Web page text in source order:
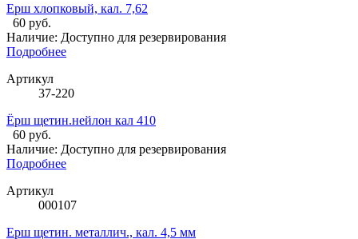
Ерш хлопковый, кал. 7,62
60 руб.
Наличие: Доступно для резервирования
Подробнее
Артикул
37-220
Ёрш щетин.нейлон кал 410
60 руб.
Наличие: Доступно для резервирования
Подробнее
Артикул
000107
Ерш щетин. металлич., кал. 4,5 мм